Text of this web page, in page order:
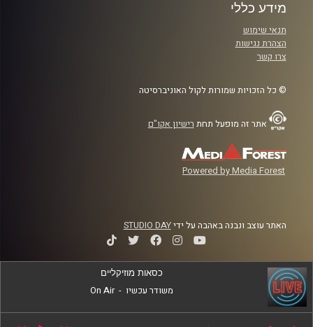
מידע כללי
תנאי שימוש
הצהרת נגישות
צרו קשר
© כל הזכויות שמורות לקול האוניברסיטה
אתר זה מופעל תחת רישיון אקו"ם
Powered by Media Forest
האתר עוצב ונבנה באהבה על ידיSTUDIO DAY
כסאות מוזיקליים
משודר עכשיו -
On Air